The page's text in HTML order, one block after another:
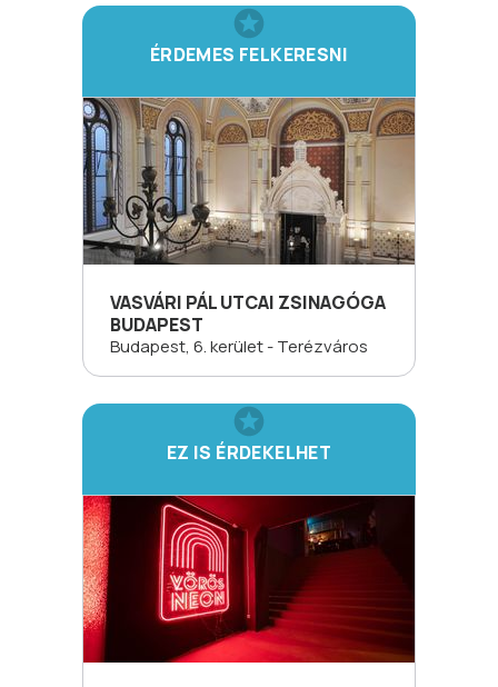
ÉRDEMES FELKERESNI
VASVÁRI PÁL UTCAI ZSINAGÓGA
BUDAPEST
Budapest, 6. kerület - Terézváros
EZ IS ÉRDEKELHET